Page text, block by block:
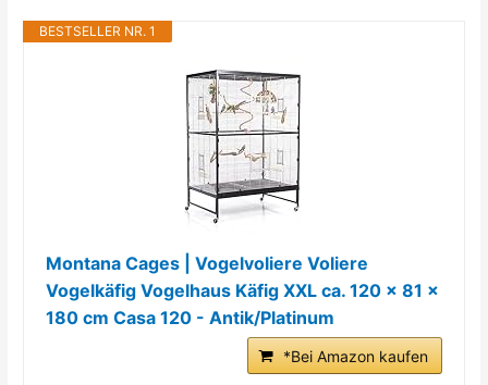
BESTSELLER NR. 1
Montana Cages | Vogelvoliere Voliere
Vogelkäfig Vogelhaus Käfig XXL ca. 120 x 81 x
180 cm Casa 120 - Antik/Platinum
*Bei Amazon kaufen